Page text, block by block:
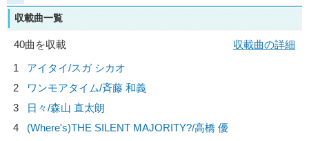
収載曲一覧
40曲を収載
収載曲の詳細
1
アイタイ/スガ シカオ
2
ワンモアタイム/斉藤 和義
3
日々/森山 直太朗
4
(Where's)THE SILENT MAJORITY?/高橋 優